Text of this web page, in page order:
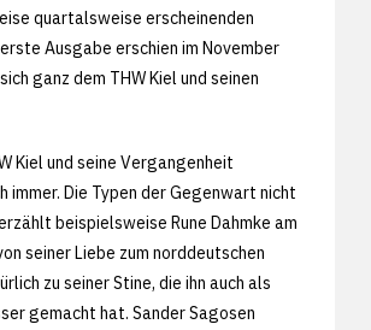
quartalsweise erscheinenden
Ausgabe erschien im November
ganz dem THW Kiel und seinen
Kiel und seine Vergangenheit
immer. Die Typen der Gegenwart nicht
beispielsweise Rune Dahmke am
seiner Liebe zum norddeutschen
zu seiner Stine, die ihn auch als
gemacht hat. Sander Sagosen